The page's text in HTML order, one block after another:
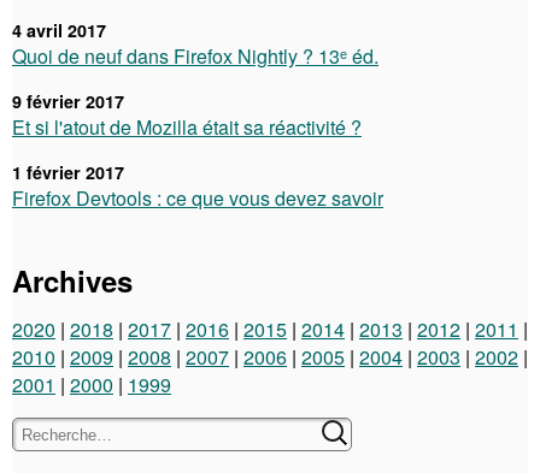
4 avril 2017
Quoi de neuf dans Firefox Nightly ? 13ᵉ éd.
9 février 2017
Et si l'atout de Mozilla était sa réactivité ?
1 février 2017
Firefox Devtools : ce que vous devez savoir
Archives
2020 2018 2017 2016 2015 2014 2013 2012 2011
2010 2009 2008 2007 2006 2005 2004 2003 2002
2001
2000 1999